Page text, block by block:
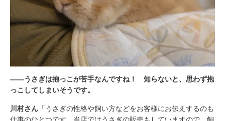
――うさぎは抱っこが苦手なんですね！ 知らないと、思わず抱
っこしてしまいそうです。
川村さん 「うさぎの性格や飼い方などをお客様にお伝えするのも